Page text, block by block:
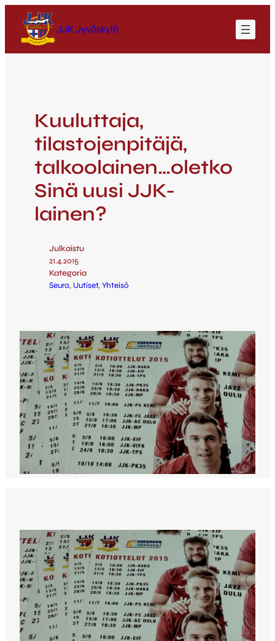
JJK Jyväskylä
Kuuluttaja,
tilastojenpitäjä,
talkoolainen…oletko
Sinä uusi JJK-
lainen?
Julkaistu
21.4.2015
Kategoria
Seura, Uutiset, Yhteisö